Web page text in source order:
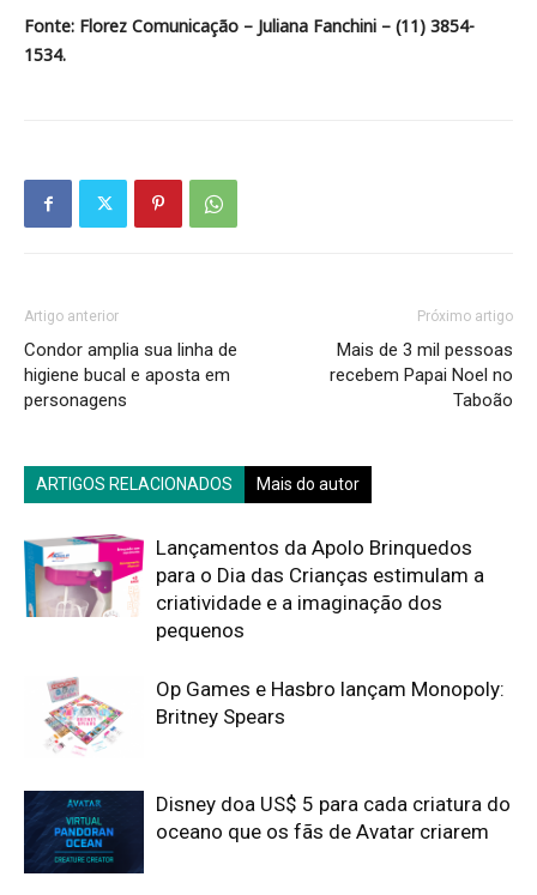
Fonte: Florez Comunicação – Juliana Fanchini – (11) 3854-
1534.
Artigo anterior
Condor amplia sua linha de
higiene bucal e aposta em
personagens
Próximo artigo
Mais de 3 mil pessoas
recebem Papai Noel no
Taboão
ARTIGOS RELACIONADOS Mais do autor
Lançamentos da Apolo Brinquedos
para o Dia das Crianças estimulam a
criatividade e a imaginação dos
pequenos
Op Games e Hasbro lançam Monopoly:
Britney Spears
Disney doa US$ 5 para cada criatura do
oceano que os fãs de Avatar criarem